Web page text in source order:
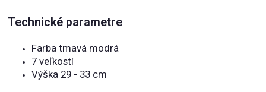
Technické parametre
Farba tmavá modrá
7 veľkostí
Výška 29 - 33 cm